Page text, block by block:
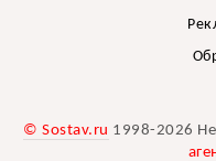
© Sostav.ru 1998-2026